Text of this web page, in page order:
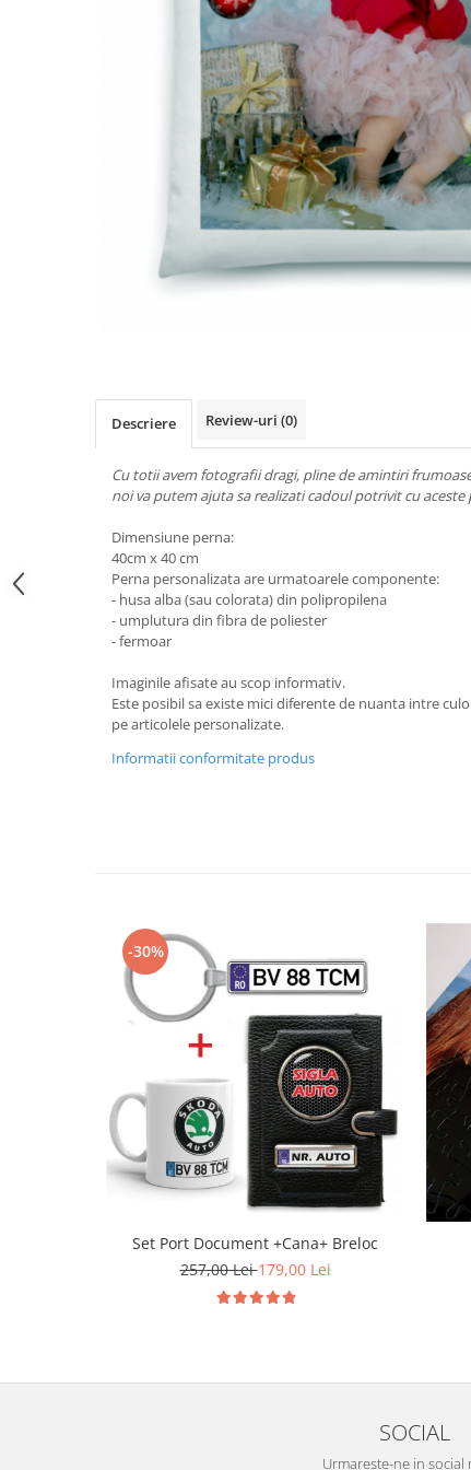
Descriere Review-uri (0)
Cu totii avem fotografii dragi, pline de amintiri
noi va putem ajuta sa realizati cadoul potrivit cu aceste
Dimensiune perna:
40cm x 40 cm
Perna personalizata are urmatoarele componente:
- husa alba (sau colorata) din polipropilena
- umplutura din fibra de poliester
- fermoar
Imaginile afisate au scop informativ.
Este posibil sa existe mici diferente de nuanta intre
pe articolele personalizate.
Informatii conformitate produs
-30%
Set Port Document +Cana+ Breloc
257,00 Lei179,00 Lei
SOCIAL
Urmareste-ne in social